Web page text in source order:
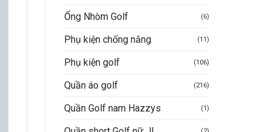
Ống Nhòm Golf (6)
Phụ kiện chống nắng (11)
Phụ kiện golf (106)
Quần áo golf (216)
Quần Golf nam Hazzys (1)